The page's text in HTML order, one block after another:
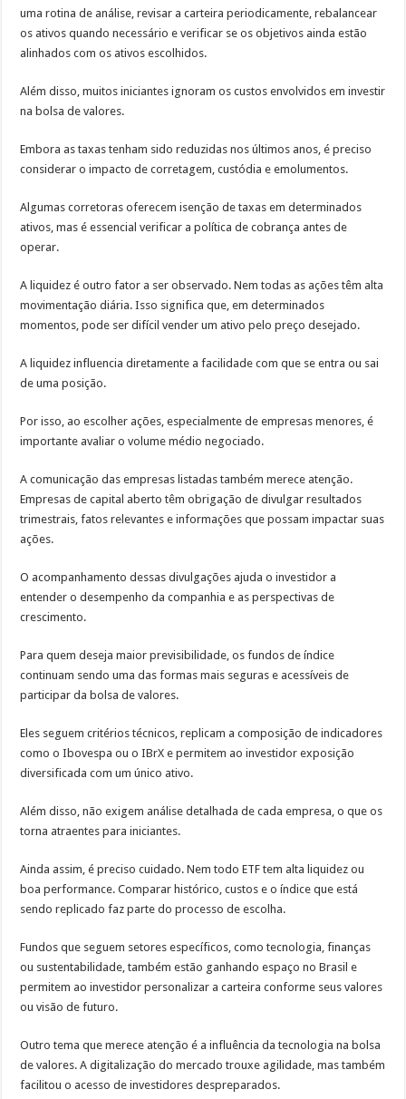
uma rotina de análise, revisar a carteira periodicamente, rebalancear
os ativos quando necessário e verificar se os objetivos ainda estão
alinhados com os ativos escolhidos.
Além disso, muitos iniciantes ignoram os custos envolvidos em investir
na bolsa de valores.
Embora as taxas tenham sido reduzidas nos últimos anos, é preciso
considerar o impacto de corretagem, custódia e emolumentos.
Algumas corretoras oferecem isenção de taxas em determinados
ativos, mas é essencial verificar a política de cobrança antes de
operar.
A liquidez é outro fator a ser observado. Nem todas as ações têm alta
movimentação diária. Isso significa que, em determinados
momentos, pode ser difícil vender um ativo pelo preço desejado.
A liquidez influencia diretamente a facilidade com que se entra ou sai
de uma posição.
Por isso, ao escolher ações, especialmente de empresas menores, é
importante avaliar o volume médio negociado.
A comunicação das empresas listadas também merece atenção.
Empresas de capital aberto têm obrigação de divulgar resultados
trimestrais, fatos relevantes e informações que possam impactar suas
ações.
O acompanhamento dessas divulgações ajuda o investidor a
entender o desempenho da companhia e as perspectivas de
crescimento.
Para quem deseja maior previsibilidade, os fundos de índice
continuam sendo uma das formas mais seguras e acessíveis de
participar da bolsa de valores.
Eles seguem critérios técnicos, replicam a composição de indicadores
como o Ibovespa ou o IBrX e permitem ao investidor exposição
diversificada com um único ativo.
Além disso, não exigem análise detalhada de cada empresa, o que os
torna atraentes para iniciantes.
Ainda assim, é preciso cuidado. Nem todo ETF tem alta liquidez ou
boa performance. Comparar histórico, custos e o índice que está
sendo replicado faz parte do processo de escolha.
Fundos que seguem setores específicos, como tecnologia, finanças
ou sustentabilidade, também estão ganhando espaço no Brasil e
permitem ao investidor personalizar a carteira conforme seus valores
ou visão de futuro.
Outro tema que merece atenção é a influência da tecnologia na bolsa
de valores. A digitalização do mercado trouxe agilidade, mas também
facilitou o acesso de investidores despreparados.